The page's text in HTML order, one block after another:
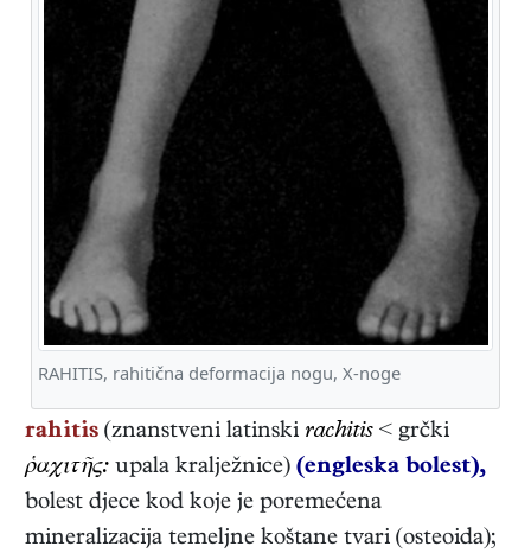
RAHITIS, rahitična deformacija nogu, X-noge
rahitis (znanstveni latinski rachitis < grčki
ῥαχιτῆς: upala kralježnice) (engleska bolest),
bolest djece kod koje je poremećena
mineralizacija temeljne koštane tvari (osteoida);